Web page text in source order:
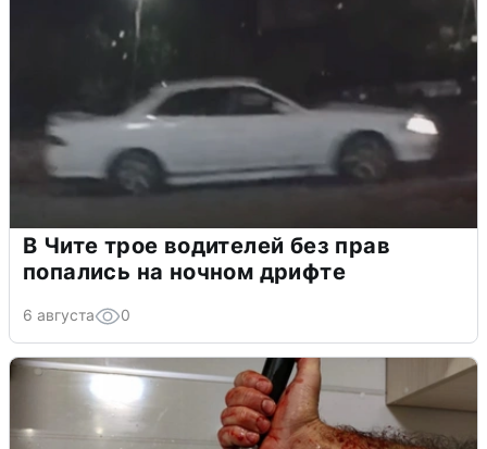
В Чите трое водителей без прав
попались на ночном дрифте
6 августа 0